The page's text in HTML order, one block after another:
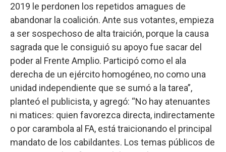
2019 le perdonen los repetidos amagues de
abandonar la coalición. Ante sus votantes, empieza
a ser sospechoso de alta traición, porque la causa
sagrada que le consiguió su apoyo fue sacar del
poder al Frente Amplio. Participó como el ala
derecha de un ejército homogéneo, no como una
unidad independiente que se sumó a la tarea”,
planteó el publicista, y agregó: “No hay atenuantes
ni matices: quien favorezca directa, indirectamente
o por carambola al FA, está traicionando el principal
mandato de los cabildantes. Los temas públicos de